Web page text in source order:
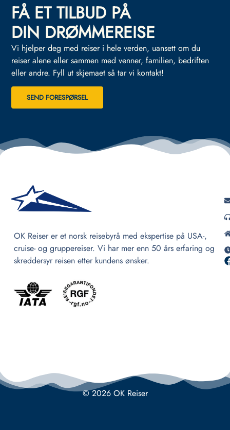
FÅ ET TILBUD PÅ
DIN DRØMMEREISE
Vi hjelper deg med reiser i hele verden, uansett om du
reiser alene eller sammen med venner, familien, bedriften
eller andre. Fyll ut skjemaet så tar vi kontakt!
SEND FORESPØRSEL
OK Reiser er et norsk reisebyrå med ekspertise på USA-,
cruise- og gruppereiser. Vi har mer enn 50 års erfaring og
skreddersyr reisen etter kundens ønsker.
© 2026 OK Reiser